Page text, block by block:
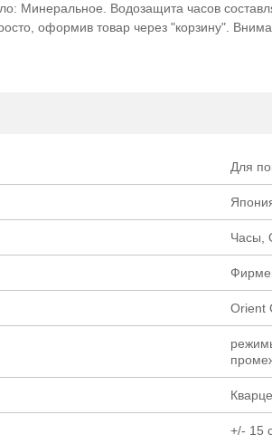
Минеральное. Водозащита часов
оформив товар через "корзину".
Для
Часы,
Orient
+/- 15